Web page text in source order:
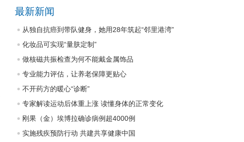
最新新闻
从独自抗癌到带队健身，她用28年筑起“邻里港湾”
化妆品可实现“量肤定制”
做核磁共振检查为何不能戴金属饰品
专业能力评估，让养老保障更贴心
不开药方的暖心“诊断”
专家解读运动后体重上涨 读懂身体的正常变化
刚果（金）埃博拉确诊病例超4000例
实施残疾预防行动 共建共享健康中国